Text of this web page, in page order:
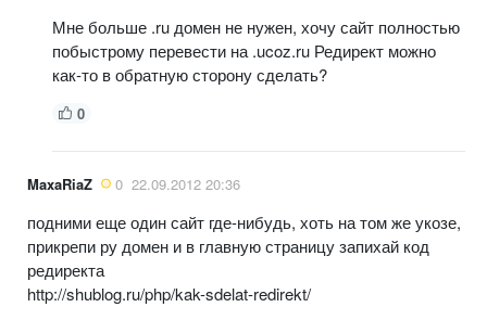
Мне больше .ru домен не нужен, хочу сайт полностью
побыстрому перевести на .ucoz.ru Редирект можно
как-то в обратную сторону сделать?
0
MaxaRiaZ 0 22.09.2012 20:36
подними еще один сайт где-нибудь, хоть на том же укозе,
прикрепи ру домен и в главную страницу запихай код
редиректа
http://shublog.ru/php/kak-sdelat-redirekt/